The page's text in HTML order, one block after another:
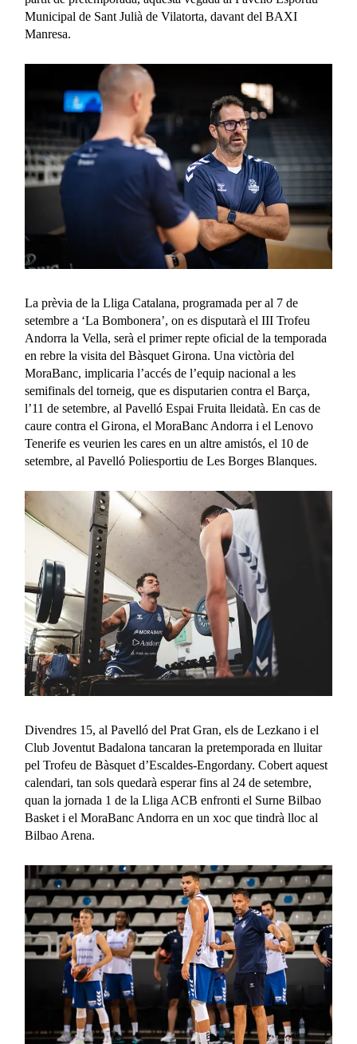
Municipal de Sant Julià de Vilatorta, davant del BAXI
Manresa.
La prèvia de la Lliga Catalana, programada per al 7 de
setembre a ‘La Bombonera’, on es disputarà el III Trofeu
Andorra la Vella, serà el primer repte oficial de la temporada
en rebre la visita del Bàsquet Girona. Una victòria del
MoraBanc, implicaria l’accés de l’equip nacional a les
semifinals del torneig, que es disputarien contra el Barça,
l’11 de setembre, al Pavelló Espai Fruita lleidatà. En cas de
caure contra el Girona, el MoraBanc Andorra i el Lenovo
Tenerife es veurien les cares en un altre amistós, el 10 de
setembre, al Pavelló Poliesportiu de Les Borges Blanques.
Divendres 15, al Pavelló del Prat Gran, els de Lezkano i el
Club Joventut Badalona tancaran la pretemporada en lluitar
pel Trofeu de Bàsquet d’Escaldes-Engordany. Cobert aquest
calendari, tan sols quedarà esperar fins al 24 de setembre,
quan la jornada 1 de la Lliga ACB enfronti el Surne Bilbao
Basket i el MoraBanc Andorra en un xoc que tindrà lloc al
Bilbao Arena.